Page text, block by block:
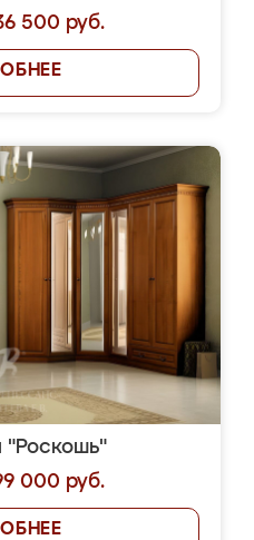
500 руб.
"Роскошь"
000 руб.